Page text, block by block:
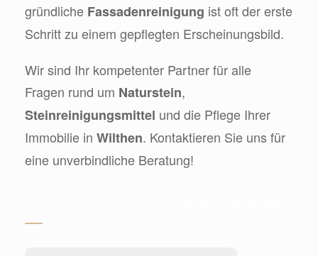
gründliche Fassadenreinigung ist oft der erste
Schritt zu einem gepflegten Erscheinungsbild.
Wir sind Ihr kompetenter Partner für alle
Fragen rund um Naturstein,
Steinreinigungsmittel und die Pflege Ihrer
Immobilie in Wilthen. Kontaktieren Sie uns für
eine unverbindliche Beratung!